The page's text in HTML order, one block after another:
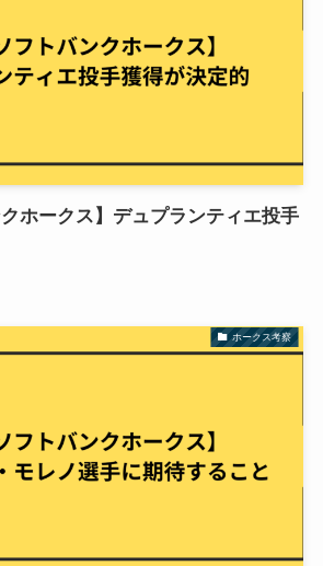
クホークス】デュプランティエ投手
ホークス考察